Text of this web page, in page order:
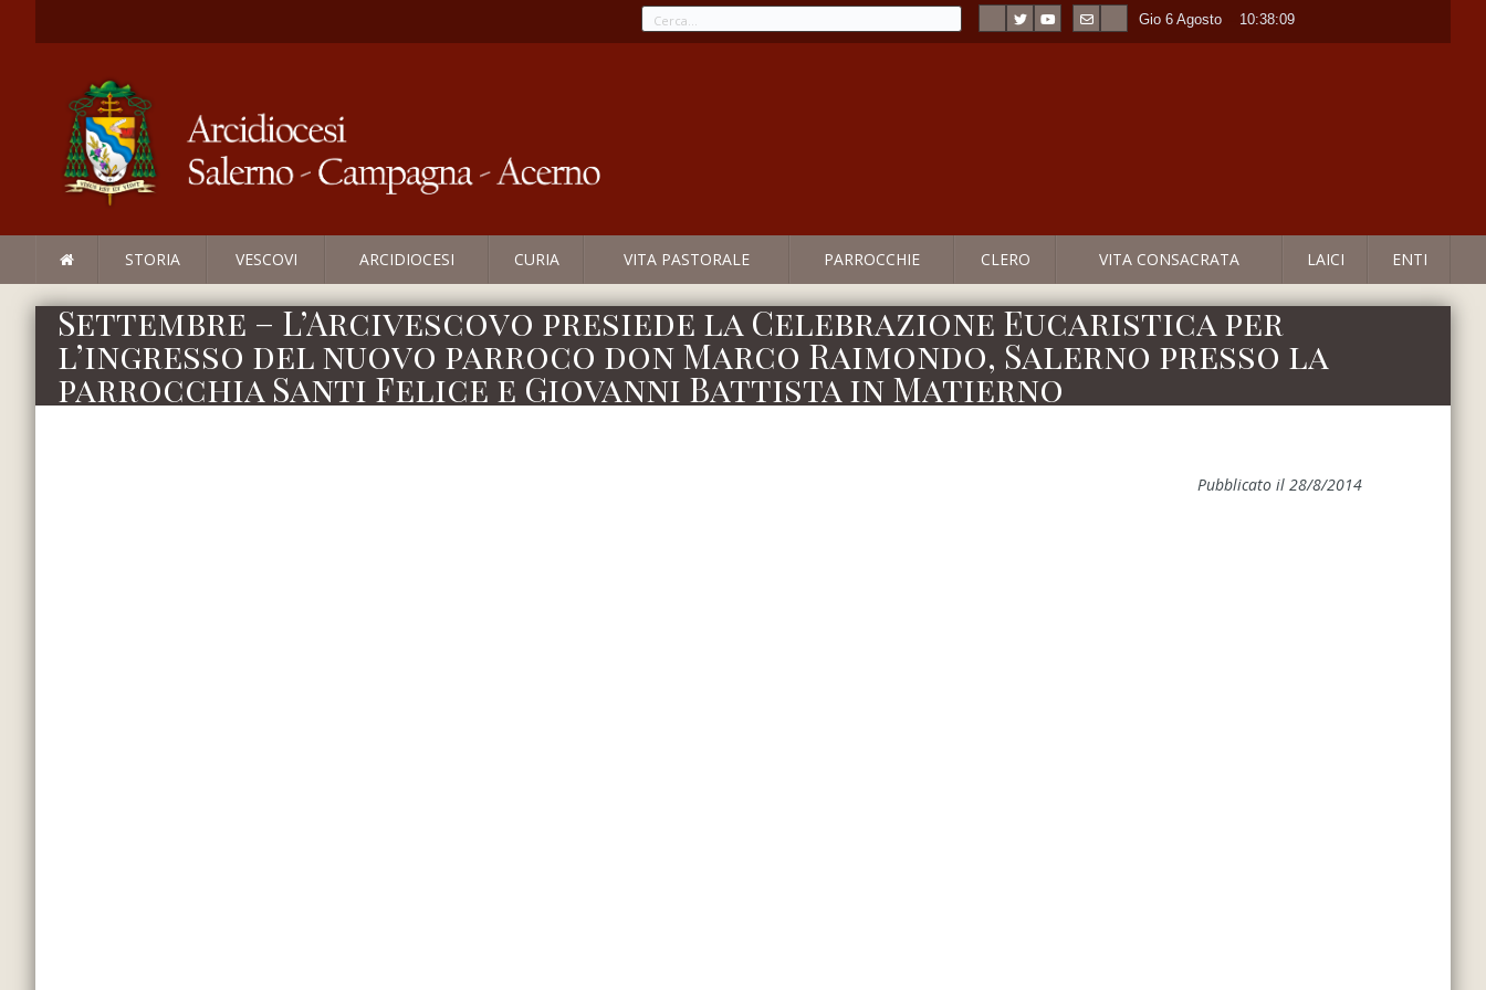
Gio 6 Agosto 10:38:09
STORIA VESCOVI ARCIDIOCESI CURIA VITA PASTORALE PARROCCHIE CLERO VITA CONSACRATA LAICI ENTI
Settembre – L’Arcivescovo presiede la Celebrazione Eucaristica per
l’ingresso del nuovo parroco don Marco Raimondo, Salerno presso la
parrocchia Santi Felice e Giovanni Battista in Matierno
Pubblicato il 28/8/2014